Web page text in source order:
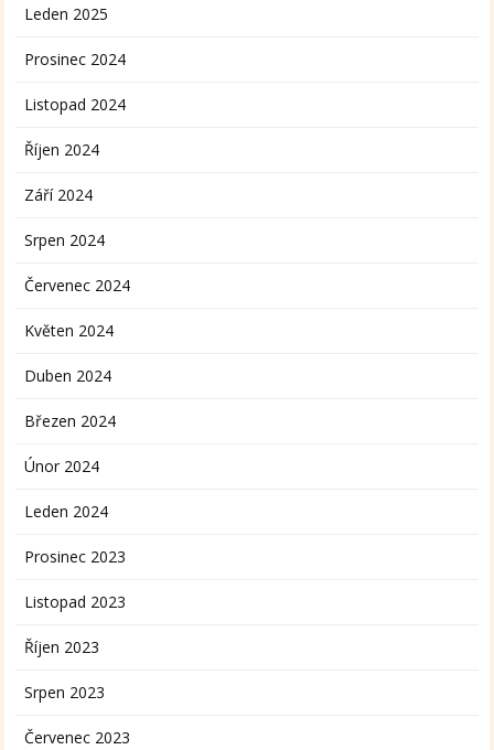
Leden 2025
Prosinec 2024
Listopad 2024
Říjen 2024
Září 2024
Srpen 2024
Červenec 2024
Květen 2024
Duben 2024
Březen 2024
Únor 2024
Leden 2024
Prosinec 2023
Listopad 2023
Říjen 2023
Srpen 2023
Červenec 2023